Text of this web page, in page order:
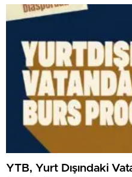
YTB, Yurt Dışındaki